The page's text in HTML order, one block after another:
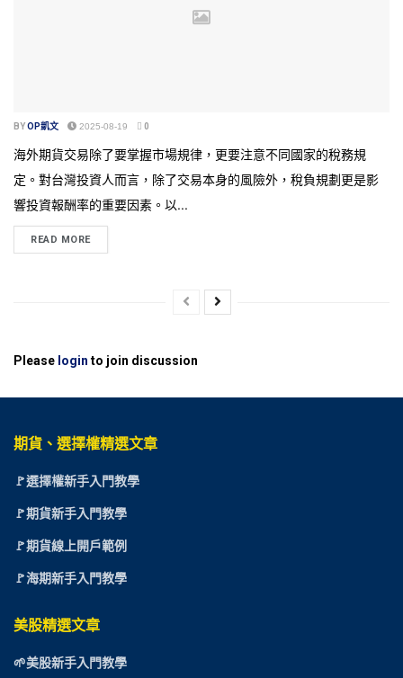
BYOP凱文 2025-08-19 0
海外期貨交易除了要掌握市場規律，更要注意不同國家的稅務規
定。對台灣投資人而言，除了交易本身的風險外，稅負規劃更是影
響投資報酬率的重要因素。以...
READ MORE
Please login to join discussion
期貨、選擇權精選文章
🚩選擇權新手入門教學
🚩期貨新手入門教學
🚩期貨線上開戶範例
🚩海期新手入門教學
美股精選文章
🌱美股新手入門教學